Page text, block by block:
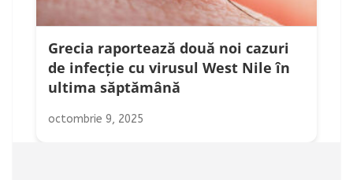
Grecia raportează două noi cazuri
de infecție cu virusul West Nile în
ultima săptămână
octombrie 9, 2025